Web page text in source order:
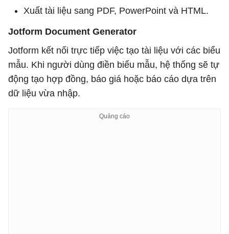
Xuất tài liệu sang PDF, PowerPoint và HTML.
Jotform Document Generator
Jotform kết nối trực tiếp việc tạo tài liệu với các biểu
mẫu. Khi người dùng điền biểu mẫu, hệ thống sẽ tự
động tạo hợp đồng, báo giá hoặc báo cáo dựa trên
dữ liệu vừa nhập.